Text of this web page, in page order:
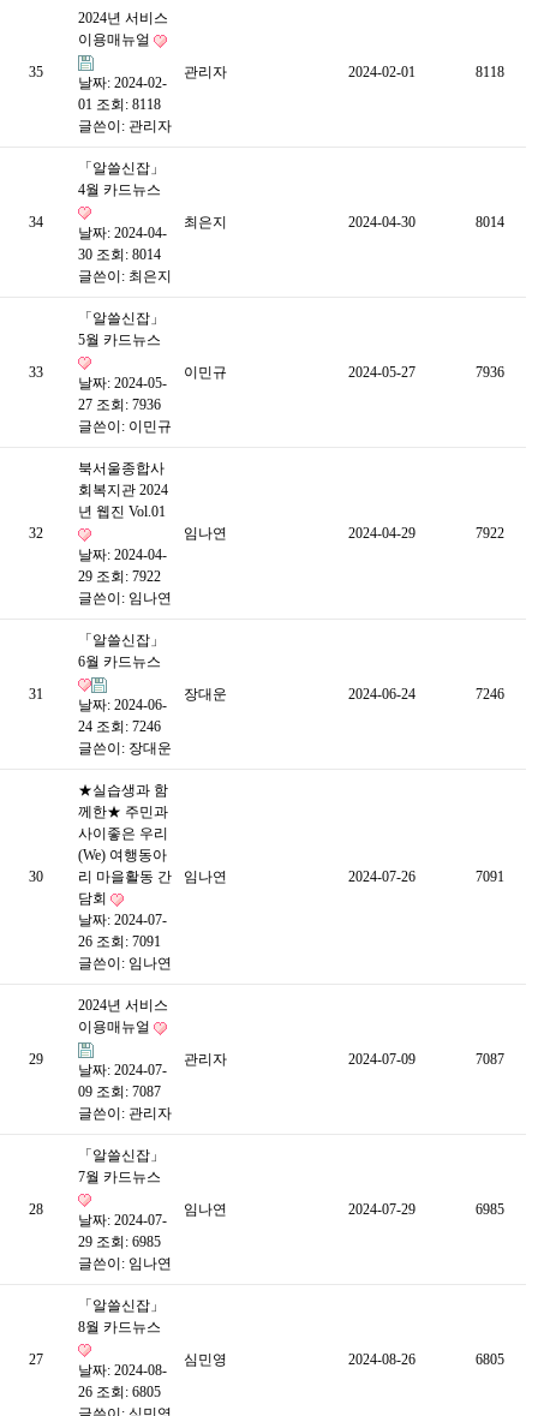
35
2024년 서비스
이용매뉴얼
날짜: 2024-02-
01 조회: 8118
글쓴이: 관리자
관리자 2024-02-01 8118
34
「알쓸신잡」
4월 카드뉴스
날짜: 2024-04-
30 조회: 8014
글쓴이: 최은지
최은지 2024-04-30 8014
33
「알쓸신잡」
5월 카드뉴스
날짜: 2024-05-
27 조회: 7936
글쓴이: 이민규
이민규 2024-05-27 7936
32
북서울종합사
회복지관 2024
년 웹진 Vol.01
날짜: 2024-04-
29 조회: 7922
글쓴이: 임나연
임나연 2024-04-29 7922
31
「알쓸신잡」
6월 카드뉴스
날짜: 2024-06-
24 조회: 7246
글쓴이: 장대운
장대운 2024-06-24 7246
30
★실습생과 함
께한★ 주민과
사이좋은 우리
(We) 여행동아
리 마을활동 간
담회
날짜: 2024-07-
26 조회: 7091
글쓴이: 임나연
임나연 2024-07-26 7091
29
2024년 서비스
이용매뉴얼
날짜: 2024-07-
09 조회: 7087
글쓴이: 관리자
관리자 2024-07-09 7087
28
「알쓸신잡」
7월 카드뉴스
날짜: 2024-07-
29 조회: 6985
글쓴이: 임나연
임나연 2024-07-29 6985
27
「알쓸신잡」
8월 카드뉴스
날짜: 2024-08-
26 조회: 6805
심민영 2024-08-26 6805